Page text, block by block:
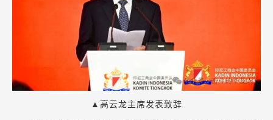
▲高云龙主席发表致辞